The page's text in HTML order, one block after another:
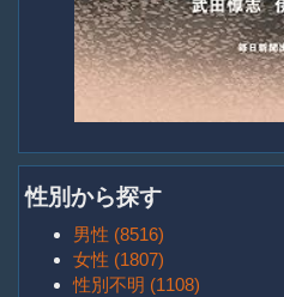
性別から探す
男性 (8516)
女性 (1807)
性別不明 (1108)